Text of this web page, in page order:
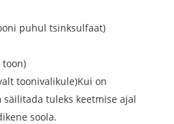
puhul tsinksulfaat)
toon)
toonivalikule)Kui on
säilitada tuleks keetmise ajal
soola.